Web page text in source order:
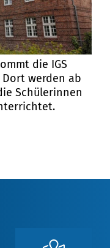
die IGS
werden ab
Schülerinnen